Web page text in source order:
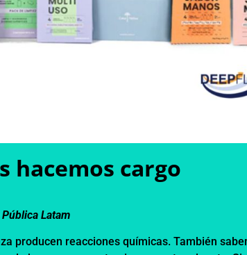
hacemos cargo
Latam
producen reacciones químicas. También